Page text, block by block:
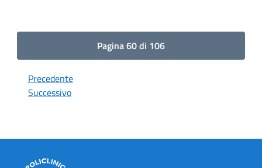
Pagina 60 di 106
Precedente
Successivo